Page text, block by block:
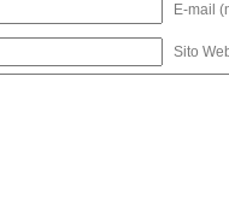
E-mail
Sito